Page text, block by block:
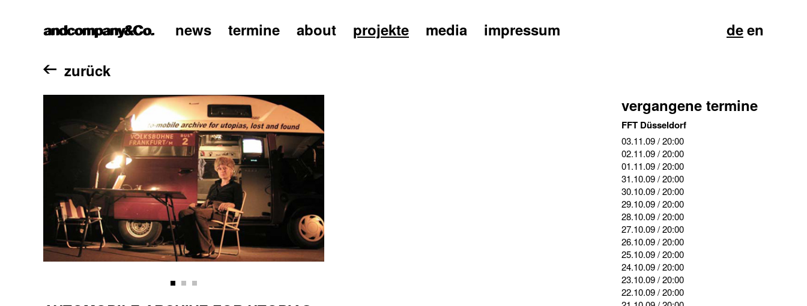
home news termine about projekte media impressum deen
zurück
vergangene termine
FFT Düsseldorf
03.11.09/ 20:00
02.11.09/ 20:00
01.11.09/ 20:00
31.10.09/ 20:00
30.10.09/ 20:00
29.10.09/ 20:00
28.10.09/ 20:00
27.10.09/ 20:00
26.10.09/ 20:00
25.10.09/ 20:00
24.10.09/ 20:00
23.10.09/ 20:00
22.10.09/ 20:00